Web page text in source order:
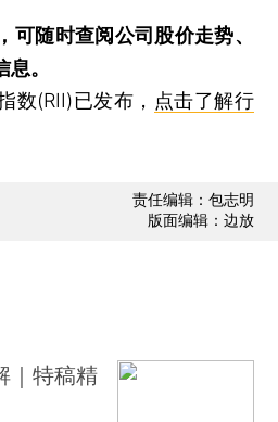
，可随时查阅公司股价走势、
。
(RII)已发布， 点击了解行
责任编辑：包志明
版面编辑：边放
｜特稿精